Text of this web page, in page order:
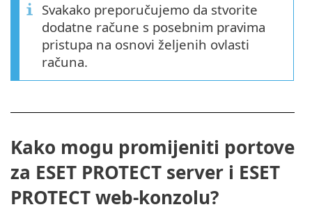
Svakako preporučujemo da stvorite
dodatne račune s posebnim pravima
pristupa na osnovi željenih ovlasti
računa.
Kako mogu promijeniti portove
za ESET PROTECT server i ESET
PROTECT web-konzolu?